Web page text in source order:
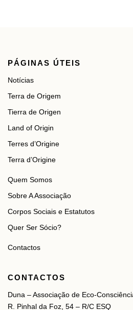
PÁGINAS ÚTEIS
Notícias
Terra de Origem
Tierra de Origen
Land of Origin
Terres d’Origine
Terra d’Origine
Quem Somos
Sobre A Associação
Corpos Sociais e Estatutos
Quer Ser Sócio?
Contactos
CONTACTOS
Duna – Associação de Eco-
R. Pinhal da Foz, 54 – R/C ESQ